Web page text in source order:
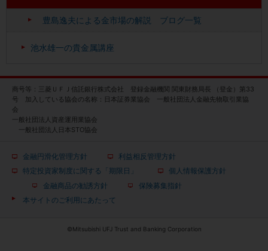
豊島逸夫による金市場の解説 ブログ一覧
池水雄一の貴金属講座
商号等：三菱ＵＦＪ信託銀行株式会社 登録金融機関 関東財務局長 （登金）第33
号 加入している協会の名称：日本証券業協会 一般社団法人金融先物取引業協
会
一般社団法人資産運用業協会
一般社団法人日本STO協会
金融円滑化管理方針
利益相反管理方針
特定投資家制度に関する「期限日」
個人情報保護方針
金融商品の勧誘方針
保険募集指針
本サイトのご利用にあたって
©Mitsubishi UFJ Trust and Banking Corporation